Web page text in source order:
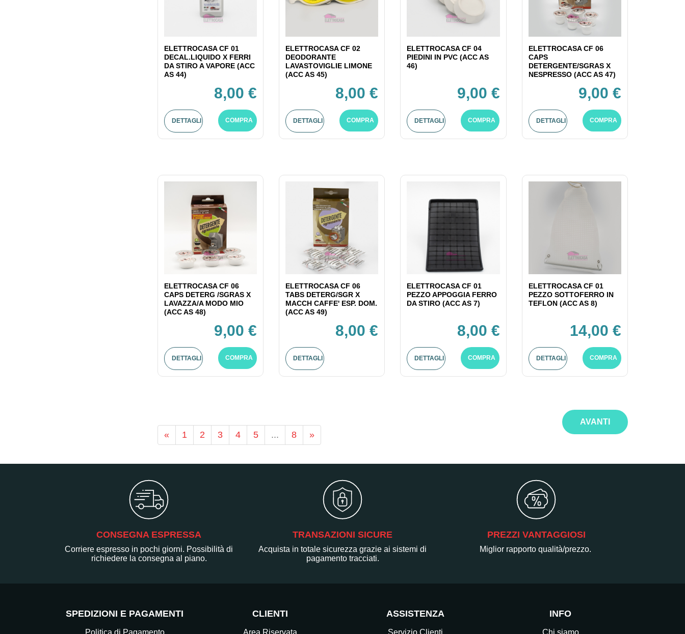
ELETTROCASA CF 01
DECAL.LIQUIDO X FERRI
DA STIRO A VAPORE (ACC
AS 44)
8,00 €
DETTAGLI COMPRA
ELETTROCASA CF 02
DEODORANTE
LAVASTOVIGLIE LIMONE
(ACC AS 45)
8,00 €
DETTAGLI COMPRA
ELETTROCASA CF 04
PIEDINI IN PVC (ACC AS
46)
9,00 €
DETTAGLI COMPRA
ELETTROCASA CF 06
CAPS
DETERGENTE/SGRAS X
NESPRESSO (ACC AS 47)
9,00 €
DETTAGLI COMPRA
ELETTROCASA CF 06
CAPS DETERG /SGRAS X
LAVAZZA/A MODO MIO
(ACC AS 48)
9,00 €
DETTAGLI COMPRA
ELETTROCASA CF 06
TABS DETERG/SGR X
MACCH CAFFE' ESP. DOM.
(ACC AS 49)
8,00 €
DETTAGLI
ELETTROCASA CF 01
PEZZO APPOGGIA FERRO
DA STIRO (ACC AS 7)
8,00 €
DETTAGLI COMPRA
ELETTROCASA CF 01
PEZZO SOTTOFERRO IN
TEFLON (ACC AS 8)
14,00 €
DETTAGLI COMPRA
« 1 2 3 4 5 ... 8 »
AVANTI
CONSEGNA ESPRESSA
Corriere espresso in pochi giorni. Possibilità di
richiedere la consegna al piano.
TRANSAZIONI SICURE
Acquista in totale sicurezza grazie ai sistemi di
pagamento tracciati.
PREZZI VANTAGGIOSI
Miglior rapporto qualità/prezzo.
SPEDIZIONI E PAGAMENTI
Politica di Pagamento
CLIENTI
Area Riservata
ASSISTENZA
Servizio Clienti
INFO
Chi siamo